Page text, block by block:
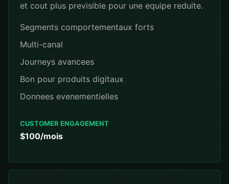
et cout plus previsible pour une equipe reduite.
Segments comportementaux forts
Multi-canal
Journeys avancees
Bon pour produits digitaux
Donnees evenementielles
CUSTOMER ENGAGEMENT
$100/mois